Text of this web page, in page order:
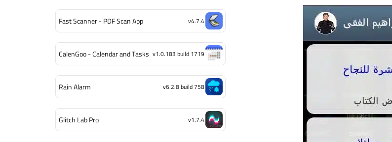
Fast Scanner - PDF Scan App v4.7.4
CalenGoo - Calendar and Tasks v1.0.183 build 1719
Rain Alarm v6.2.8 build 758
Glitch Lab Pro v1.7.4